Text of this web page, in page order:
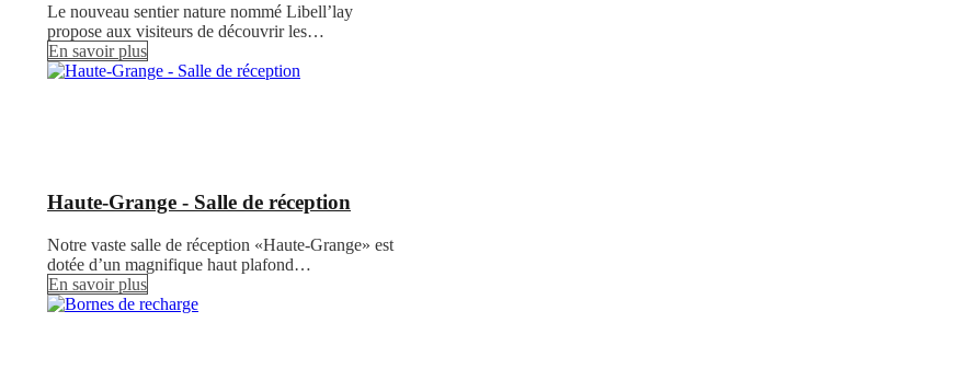
Le nouveau sentier nature nommé Libell’lay
propose aux visiteurs de découvrir les…
En savoir plus
Haute-Grange - Salle de réception
Notre vaste salle de réception «Haute-Grange» est
dotée d’un magnifique haut plafond…
En savoir plus